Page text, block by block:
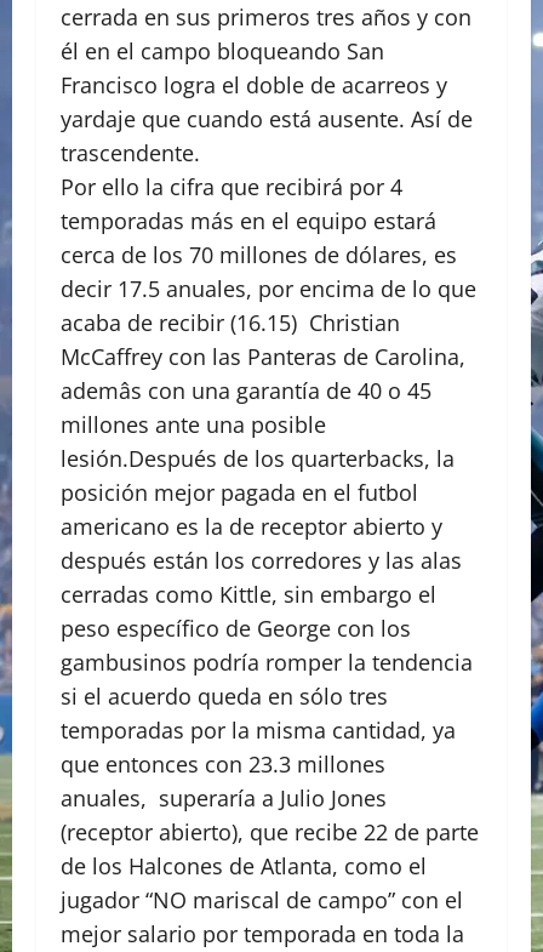
cerrada en sus primeros tres años y con
él en el campo bloqueando San
Francisco logra el doble de acarreos y
yardaje que cuando está ausente. Así de
trascendente.
Por ello la cifra que recibirá por 4
temporadas más en el equipo estará
cerca de los 70 millones de dólares, es
decir 17.5 anuales, por encima de lo que
acaba de recibir (16.15) Christian
McCaffrey con las Panteras de Carolina,
ademâs con una garantía de 40 o 45
millones ante una posible
lesión.Después de los quarterbacks, la
posición mejor pagada en el futbol
americano es la de receptor abierto y
después están los corredores y las alas
cerradas como Kittle, sin embargo el
peso específico de George con los
gambusinos podría romper la tendencia
si el acuerdo queda en sólo tres
temporadas por la misma cantidad, ya
que entonces con 23.3 millones
anuales, superaría a Julio Jones
(receptor abierto), que recibe 22 de parte
de los Halcones de Atlanta, como el
jugador “NO mariscal de campo” con el
mejor salario por temporada en toda la